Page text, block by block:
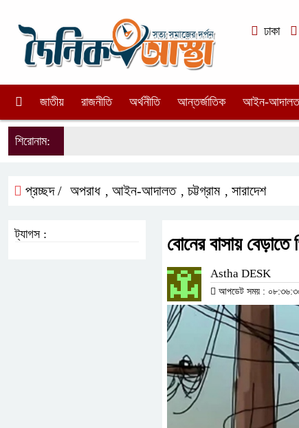
ঢাকা
জাতীয় রাজনীতি অর্থনীতি আন্তর্জাতিক আইন-আদালত
শিরোনাম:
প্রচ্ছদ / অপরাধ , আইন-আদালত , চট্টগ্রাম , সারাদেশ
বোনের বাসায়
Astha DESK
আপডেট সময় : ০৮:৩৬:৩৫
ট্যাগস :